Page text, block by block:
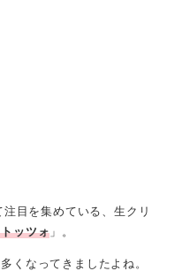
目を集めている、生クリ
ッツォ 」。
くなってきましたよね。